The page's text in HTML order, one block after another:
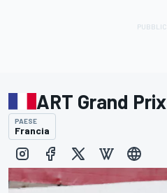
ART Grand Prix
PAESE
Francia